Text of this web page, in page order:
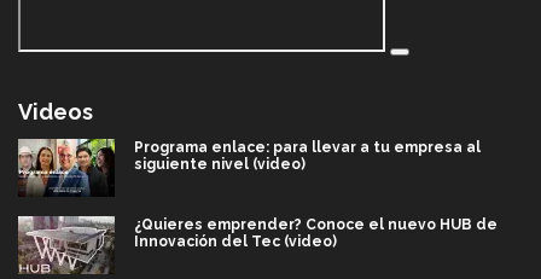
Videos
Programa enlace: para llevar a tu empresa al
siguiente nivel (video)
¿Quieres emprender? Conoce el nuevo HUB de
Innovación del Tec (video)